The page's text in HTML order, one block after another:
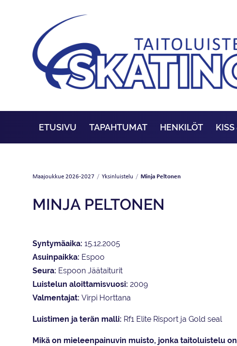
ETUSIVU TAPAHTUMAT HENKILÖT KISS
Maajoukkue 2026-2027 / Yksinluistelu / Minja Peltonen
MINJA PELTONEN
Syntymäaika: 15.12.2005
Asuinpaikka: Espoo
Seura: Espoon Jäätaiturit
Luistelun aloittamisvuosi: 2009
Valmentajat: Virpi Horttana
Luistimen ja terän malli: Rf1 Elite Risport ja Gold seal
Mikä on mieleenpainuvin muisto, jonka taitoluistelu